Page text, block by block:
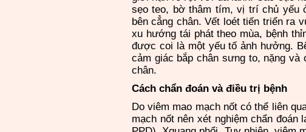
sẹo teo, bờ thâm tím, vị trí chủ
bên cẳng chân. Vết loét tiến triển ra
xu hướng tái phát theo mùa, bệnh
được coi là một yếu tố ảnh hưởng.
cảm giác bắp chân sưng to, nặng và
chân.
Cách chẩn đoán và điều trị bệnh
Do viêm mao mạch nốt có thể liên
mạch nốt nên xét nghiệm chẩn đoán